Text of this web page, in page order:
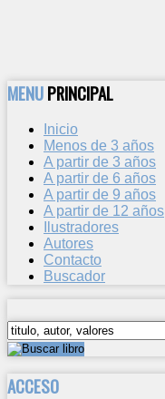
MENUPRINCIPAL
Inicio
Menos de 3 años
A partir de 3 años
A partir de 6 años
A partir de 9 años
A partir de 12 años
Ilustradores
Autores
Contacto
Buscador
ACCESO